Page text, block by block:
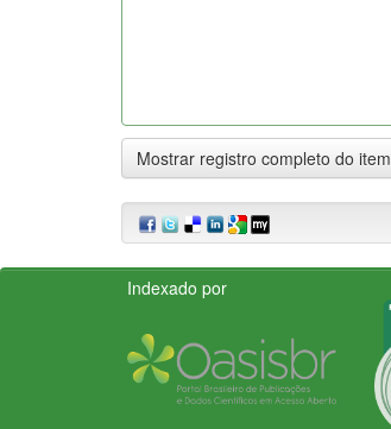
Mostrar registro completo do item
Indexado por